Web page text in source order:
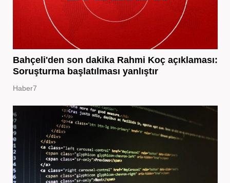
Bahçeli'den son dakika Rahmi Koç açıklaması:
Soruşturma başlatılması yanlıştır
Haber7